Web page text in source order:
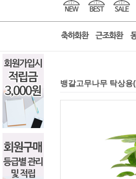
뱅갈고무나무 탁상